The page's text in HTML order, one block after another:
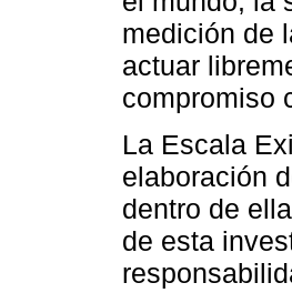
medición de
actuar
compromiso
La Escala
elaboración
dentro de
de esta